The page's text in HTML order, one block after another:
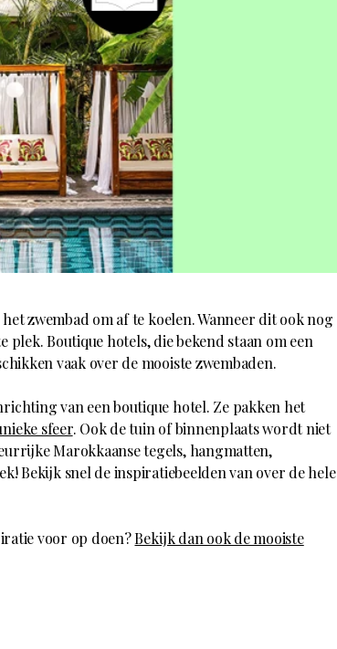
zwembad om af te koelen. Wanneer dit ook nog
plek. Boutique hotels, die bekend staan om een
vaak over de mooiste zwembaden.
van een boutique hotel. Ze pakken het
sfeer. Ook de tuin of binnenplaats wordt niet
Marokkaanse tegels, hangmatten,
Bekijk snel de inspiratiebeelden van over de hele
voor op doen?Bekijk dan ook de mooiste